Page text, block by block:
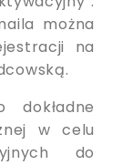
można
na
dokładne
w celu
do